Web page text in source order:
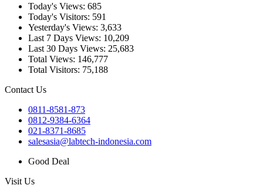
Today's Views: 685
Today's Visitors: 591
Yesterday's Views: 3,633
Last 7 Days Views: 10,209
Last 30 Days Views: 25,683
Total Views: 146,777
Total Visitors: 75,188
Contact Us
0811-8581-873
0812-9384-6364
021-8371-8685
salesasia@labtech-indonesia.com
Good Deal
Visit Us